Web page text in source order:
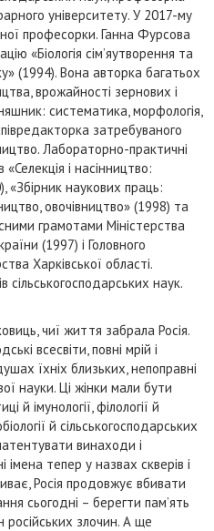
університету. У 2017-му
професорки. Ганна Фурсова
«Біологія сім’яутворення та
(1994). Вона авторка багатьох
врожайності зернових і
систематика, морфологія,
затребуваного
Лабораторно-практичні
і насінництво:
«Збiрник наукових праць:
овочiвництво» (1998) та
грамотами Міністерства
(1997) і Головного
Харківської області.
сільськогосподарських наук.
чиї життя забрала Росія.
всесвіти, повні мрій і
їхніх близьких, непоправні
науки. Ці жінки мали бути
й імунології, філології й
й сільськогосподарських
винаходи і
імена тепер у назвах скверів і
Росія продовжує вбивати
сьогодні – берегти пам’ять
російських злочин. А ще